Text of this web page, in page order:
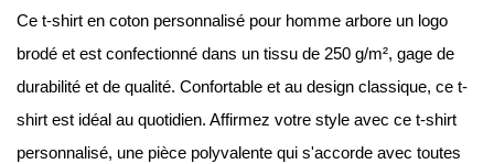
Ce t-shirt en coton personnalisé pour homme arbore un logo
brodé et est confectionné dans un tissu de 250 g/m², gage de
durabilité et de qualité. Confortable et au design classique, ce t-
shirt est idéal au quotidien. Affirmez votre style avec ce t-shirt
personnalisé, une pièce polyvalente qui s'accorde avec toutes